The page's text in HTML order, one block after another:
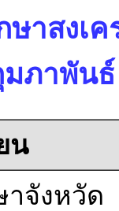
ษาสงเ
ภาพันธ์
น
าจังหวัด